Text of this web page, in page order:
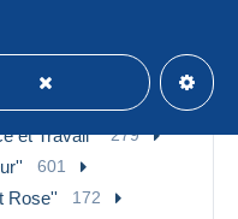
et Travail'' 279
601
Rose'' 172